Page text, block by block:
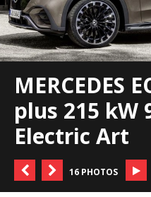
MERCEDES
plus 215 kW
Electric Art
16 PHOTOS